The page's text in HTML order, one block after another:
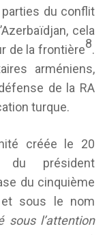
du conflit
cela
de la frontière8.
arméniens,
de la RA
turque.
créée le 20
du président
du cinquième
et sous le nom
sous l’attention